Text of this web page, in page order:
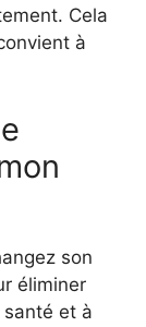
Cela
à
son
éliminer
et à